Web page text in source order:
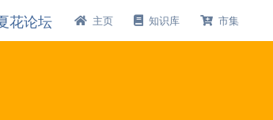
主页 知识库 市集